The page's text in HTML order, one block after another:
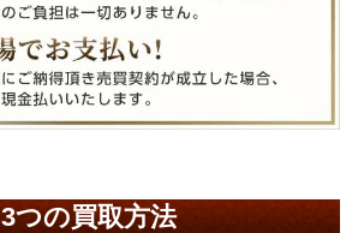
3つの買取方法